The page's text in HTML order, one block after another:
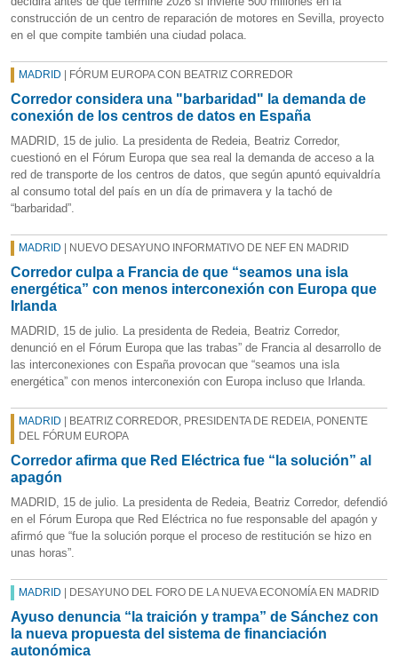
construcción de un centro de reparación de motores en Sevilla, proyecto
en el que compite también una ciudad polaca.
MADRID | FÓRUM EUROPA CON BEATRIZ CORREDOR
Corredor considera una "barbaridad" la demanda de
conexión de los centros de datos en España
MADRID, 15 de julio. La presidenta de Redeia, Beatriz Corredor,
cuestionó en el Fórum Europa que sea real la demanda de acceso a la
red de transporte de los centros de datos, que según apuntó equivaldría
al consumo total del país en un día de primavera y la tachó de
“barbaridad”.
MADRID | NUEVO DESAYUNO INFORMATIVO DE NEF EN MADRID
Corredor culpa a Francia de que “seamos una isla
energética” con menos interconexión con Europa que
Irlanda
MADRID, 15 de julio. La presidenta de Redeia, Beatriz Corredor,
denunció en el Fórum Europa que las trabas” de Francia al desarrollo de
las interconexiones con España provocan que “seamos una isla
energética” con menos interconexión con Europa incluso que Irlanda.
MADRID | BEATRIZ CORREDOR, PRESIDENTA DE REDEIA, PONENTE
DEL FÓRUM EUROPA
Corredor afirma que Red Eléctrica fue “la solución” al
apagón
MADRID, 15 de julio. La presidenta de Redeia, Beatriz Corredor, defendió
en el Fórum Europa que Red Eléctrica no fue responsable del apagón y
afirmó que “fue la solución porque el proceso de restitución se hizo en
unas horas”.
MADRID | DESAYUNO DEL FORO DE LA NUEVA ECONOMÍA EN MADRID
Ayuso denuncia “la traición y trampa” de Sánchez con
la nueva propuesta del sistema de financiación
autonómica